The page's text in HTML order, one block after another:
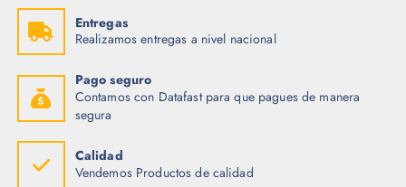
Entregas
Realizamos entregas a nivel nacional
Pago seguro
Contamos con Datafast para que pagues de manera
segura
Calidad
Vendemos Productos de calidad